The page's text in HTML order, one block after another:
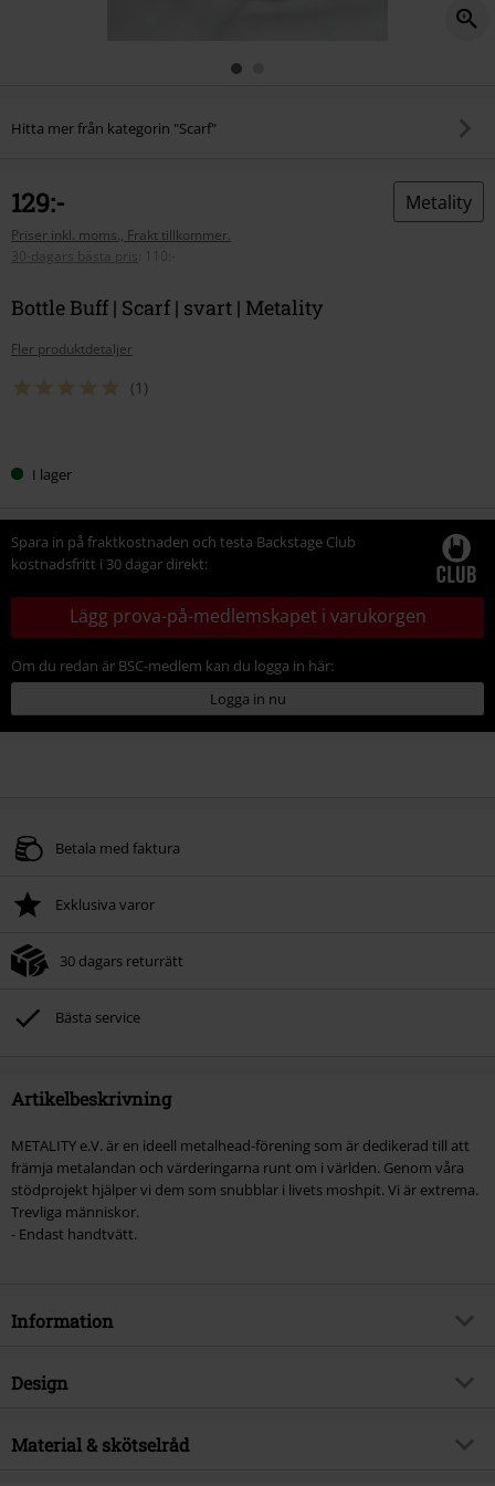
Hitta mer från kategorin "Scarf"
129:-
Priser inkl. moms., Frakt tillkommer.
30-dagars bästa pris
110:-
Metality
Bottle Buff | Scarf | svart | Metality
Fler produktdetaljer
(1)
dinI lager
Spara in på fraktkostnaden och testa Backstage Club
kostnadsfritt i 30 dagar direkt:
Lägg prova-på-medlemskapet i varukorgen
Om du redan är BSC-medlem kan du logga in här:
Logga in nu
Betala med faktura
Exklusiva varor
30 dagars returrätt
Bästa service
Artikelbeskrivning
METALITY e.V. är en ideell metalhead-förening som är dedikerad till att
främja metalandan och värderingarna runt om i världen. Genom våra
stödprojekt hjälper vi dem som snubblar i livets moshpit. Vi är extrema.
Trevliga människor.
- Endast handtvätt.
Information
Artikelnummer
Brand
Design
Produkttyp
Material & skötselråd